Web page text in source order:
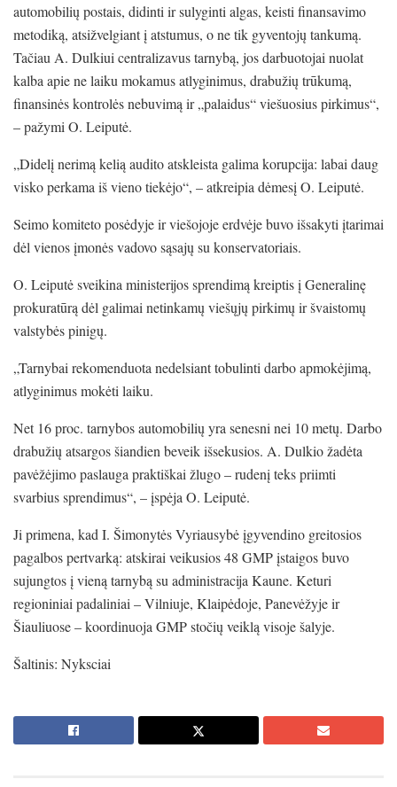
automobilių postais, didinti ir sulyginti algas, keisti finansavimo
metodiką, atsižvelgiant į atstumus, o ne tik gyventojų tankumą.
Tačiau A. Dulkiui centralizavus tarnybą, jos darbuotojai nuolat
kalba apie ne laiku mokamus atlyginimus, drabužių trūkumą,
finansinės kontrolės nebuvimą ir „palaidus“ viešuosius pirkimus“,
– pažymi O. Leiputė.
„Didelį nerimą kelią audito atskleista galima korupcija: labai daug
visko perkama iš vieno tiekėjo“, – atkreipia dėmesį O. Leiputė.
Seimo komiteto posėdyje ir viešojoje erdvėje buvo išsakyti įtarimai
dėl vienos įmonės vadovo sąsajų su konservatoriais.
O. Leiputė sveikina ministerijos sprendimą kreiptis į Generalinę
prokuratūrą dėl galimai netinkamų viešųjų pirkimų ir švaistomų
valstybės pinigų.
„Tarnybai rekomenduota nedelsiant tobulinti darbo apmokėjimą,
atlyginimus mokėti laiku.
Net 16 proc. tarnybos automobilių yra senesni nei 10 metų. Darbo
drabužių atsargos šiandien beveik išsekusios. A. Dulkio žadėta
pavėžėjimo paslauga praktiškai žlugo – rudenį teks priimti
svarbius sprendimus“, – įspėja O. Leiputė.
Ji primena, kad I. Šimonytės Vyriausybė įgyvendino greitosios
pagalbos pertvarką: atskirai veikusios 48 GMP įstaigos buvo
sujungtos į vieną tarnybą su administracija Kaune. Keturi
regioniniai padaliniai – Vilniuje, Klaipėdoje, Panevėžyje ir
Šiauliuose – koordinuoja GMP stočių veiklą visoje šalyje.
Šaltinis: Nyksciai